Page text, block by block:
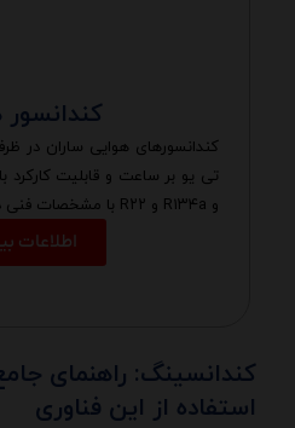
و R۱۳۴a و R۲۲ با مشخصات فنی ذیل ساخته می شوند
اطلاعات
کندانسینگ: راهنمای
استفاده از این فناوری